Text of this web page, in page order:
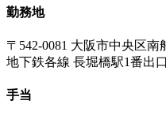
勤務地
〒542-0081 大阪市中央区南
地下鉄各線 長堀橋駅1番出
手当